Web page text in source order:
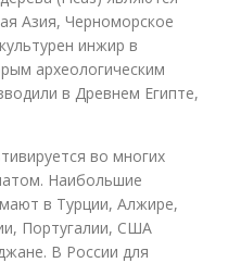
Азия, Черноморское
инжир в
археологическим
в Древнем Египте,
во многих
Наибольшие
в Турции, Алжире,
Португалии, США
В России для